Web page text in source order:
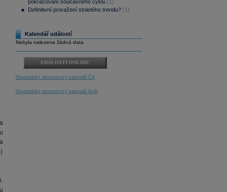
pokračování současného cyklu (1)
Definitivní proražení stoletého trendu? (1)
Kalendář událostí
Nebyla nalezena žádná data
UDÁLOSTI ONLINE
Dlouhodobý ekonomický kalendář ČR
Dlouhodobý ekonomický kalendář Svět